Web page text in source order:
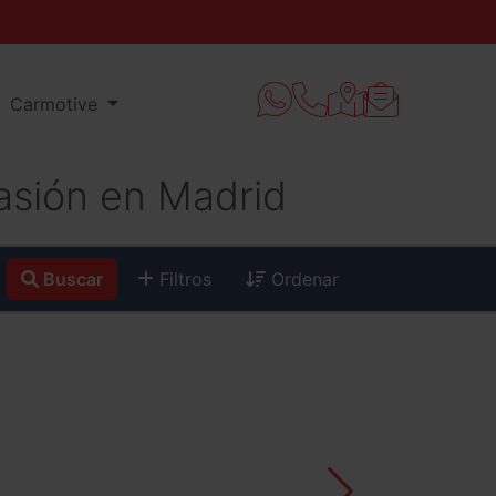
Carmotive
en Madrid
Buscar Filtros Ordenar